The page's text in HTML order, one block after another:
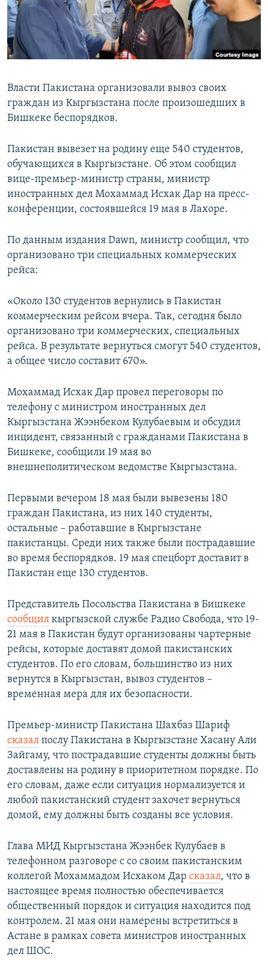
Власти Пакистана организовали вывоз своих
граждан из Кыргызстана после произошедших в
Бишкеке беспорядков.
Пакистан вывезет на родину еще 540 студентов,
обучающихся в Кыргызстане. Об этом сообщил
вице-премьер-министр страны, министр
иностранных дел Мохаммад Исхак Дар на пресс-
конференции, состоявшейся 19 мая в Лахоре.
По данным издания Dawn, министр сообщил, что
организовано три специальных коммерческих
рейса:
«Около 130 студентов вернулись в Пакистан
коммерческим рейсом вчера. Так, сегодня было
организовано три коммерческих, специальных
рейса. В результате вернуться смогут 540 студентов,
а общее число составит 670».
Мохаммад Исхак Дар провел переговоры по
телефону с министром иностранных дел
Кыргызстана Жээнбеком Кулубаевым и обсудил
инцидент, связанный с гражданами Пакистана в
Бишкеке, сообщили 19 мая во
внешнеполитическом ведомстве Кыргызстана.
Первыми вечером 18 мая были вывезены 180
граждан Пакистана, из них 140 студенты,
остальные – работавшие в Кыргызстане
пакистанцы. Среди них также были пострадавшие
во время беспорядков. 19 мая спецборт доставит в
Пакистан еще 130 студентов.
Представитель Посольства Пакистана в Бишкеке
сообщил кыргызской службе Радио Свобода, что 19-
21 мая в Пакистан будут организованы чартерные
рейсы, которые доставят домой пакистанских
студентов. По его словам, большинство из них
вернутся в Кыргызстан, вывоз студентов –
временная мера для их безопасности.
Премьер-министр Пакистана Шахбаз Шариф
сказал послу Пакистана в Кыргызстане Хасану Али
Зайгаму, что пострадавшие студенты должны быть
доставлены на родину в приоритетном порядке. По
его словам, даже если ситуация нормализуется и
любой пакистанский студент захочет вернуться
домой, ему должны быть созданы все условия.
Глава МИД Кыргызстана Жээнбек Кулубаев в
телефонном разговоре с со своим пакистанским
коллегой Мохаммадом Исхаком Дар сказал, что в
настоящее время полностью обеспечивается
общественный порядок и ситуация находится под
контролем. 21 мая они намерены встретиться в
Астане в рамках совета министров иностранных
дел ШОС.